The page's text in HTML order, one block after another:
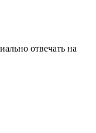
отвечать на